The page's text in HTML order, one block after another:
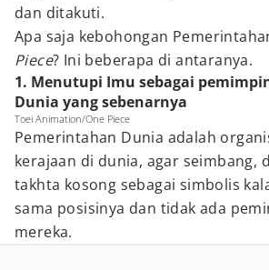
dan ditakuti.
Apa saja kebohongan
Piece? Ini beberapa di antaranya.
1. Menutupi Imu sebagai
Dunia yang sebenarnya
Toei Animation/One Piece
Pemerintahan Dunia adalah
kerajaan di dunia, agar seimbang,
takhta kosong sebagai simbolis
sama posisinya dan tidak ada
mereka.